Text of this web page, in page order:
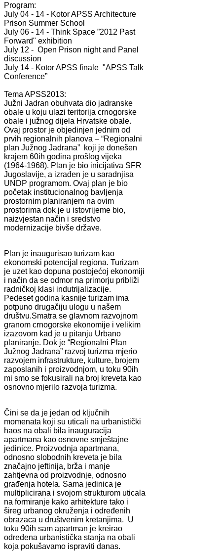
Program:
July 04 - 14 - Kotor APSS Architecture
Prison Summer School
July 06 - 14 - Think Space ”2012 Past
Forward" exhibition
July 12 - Open Prison night and Panel
discussion
July 14 - Kotor APSS finale "APSS Talk
Conference”
Tema APSS2013:
Južni Jadran obuhvata dio jadranske
obale u koju ulazi teritorija crnogorske
obale i južnog dijela Hrvatske obale.
Ovaj prostor je objedinjen jednim od
prvih regionalnih planova – “Regionalni
plan Južnog Jadrana” koji je donešen
krajem 60ih godina prošlog vijeka
(1964-1968). Plan je bio inicijativa SFR
Jugoslavije, a izrađen je u saradnjisa
UNDP programom. Ovaj plan je bio
početak institucionalnog bavljenja
prostornim planiranjem na ovim
prostorima dok je u istovrijeme bio,
naizvjestan način i sredstvo
modernizacije bivše države.
Plan je inaugurisao turizam kao
ekonomski potencijal regiona. Turizam
je uzet kao dopuna postojećoj ekonomiji
i način da se odmor na primorju približi
radničkoj klasi indutrijalizacije.
Pedeset godina kasnije turizam ima
potpuno drugačiju ulogu u našem
društvu.Smatra se glavnom razvojnom
granom crnogorske ekonomije i velikim
izazovom kad je u pitanju Urbano
planiranje. Dok je “Regionalni Plan
Južnog Jadrana” razvoj turizma mjerio
razvojem infrastrukture, kulture, brojem
zaposlanih i proizvodnjom, u toku 90ih
mi smo se fokusirali na broj kreveta kao
osnovno mjerilo razvoja turizma.
Čini se da je jedan od ključnih
momenata koji su uticali na urbanistički
haos na obali bila inauguracija
apartmana kao osnovne smještajne
jedinice. Proizvodnja apartmana,
odnosno slobodnih kreveta je bila
značajno jeftinija, brža i manje
zahtjevna od proizvodnje, odnosno
građenja hotela. Sama jedinica je
multiplicirana i svojom strukturom uticala
na formiranje kako arhitekture tako i
šireg urbanog okruženja i određenih
obrazaca u društvenim kretanjima. U
toku 90ih sam apartman je kreirao
određena urbanistička stanja na obali
koja pokušavamo ispraviti danas.